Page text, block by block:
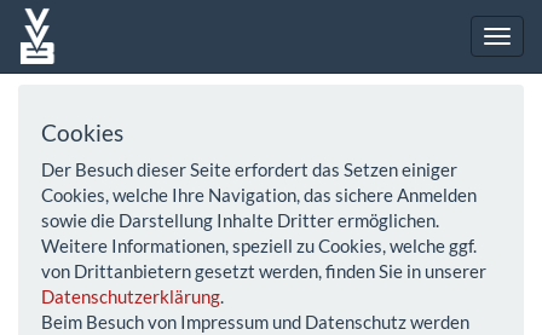
Cookies
Der Besuch dieser Seite erfordert das Setzen einiger
Cookies, welche Ihre Navigation, das sichere Anmelden
sowie die Darstellung Inhalte Dritter ermöglichen.
Weitere Informationen, speziell zu Cookies, welche ggf.
von Drittanbietern gesetzt werden, finden Sie in unserer
Datenschutzerklärung.
Beim Besuch von Impressum und Datenschutz werden